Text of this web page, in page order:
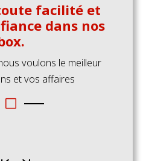
facilité et
dans nos
voulons le meilleur
et vos affaires
V